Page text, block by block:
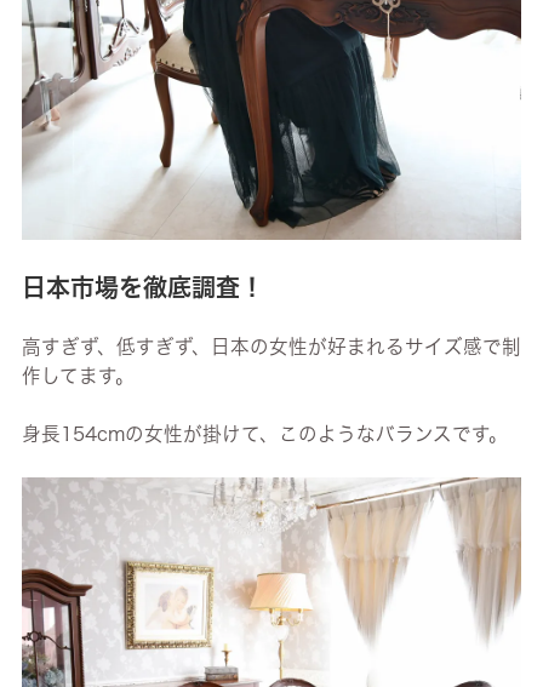
日本市場を徹底調査！
高すぎず、低すぎず、日本の女性が好まれるサイズ感で制
作してます。
身長154cmの女性が掛けて、このようなバランスです。